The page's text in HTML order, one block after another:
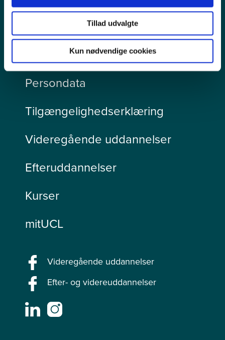
Tillad udvalgte
Kun nødvendige cookies
Pressekontakt
Ledige stillinger
Persondata
Tilgængelighedserklæring
Videregående uddannelser
Efteruddannelser
Kurser
mitUCL
Videregående uddannelser
Efter- og videreuddannelser